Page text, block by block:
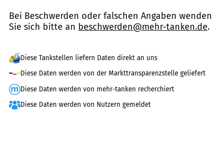
Bei Beschwerden oder falschen Angaben wenden
Sie sich bitte an beschwerden@mehr-tanken.de.
Diese Tankstellen liefern Daten direkt an uns
Diese Daten werden von der Markttransparenzstelle geliefert
Diese Daten werden von mehr-tanken recherchiert
Diese Daten werden von Nutzern gemeldet